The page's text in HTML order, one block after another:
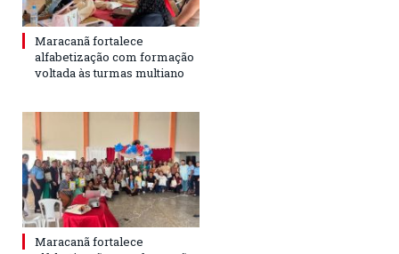
Maracanã fortalece
alfabetização com formação
voltada às turmas multiano
Maracanã fortalece